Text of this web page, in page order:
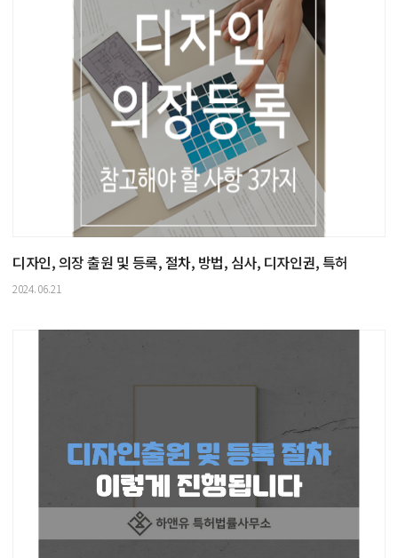
디자인, 의장 출원 및 등록, 절차, 방법, 심사, 디자인권, 특허
2024.06.21